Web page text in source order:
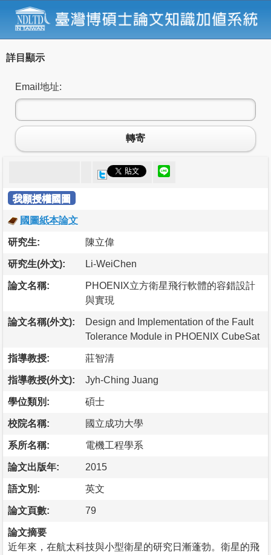
詳目顯示
Email地址:
轉寄
我願授權國圖
國圖紙本論文
研究生: 陳立偉
研究生(外文): Li-WeiChen
論文名稱:
PHOENIX立方衛星飛行軟體的容錯設計
與實現
論文名稱(外文):
Design and Implementation of the Fault
Tolerance Module in PHOENIX CubeSat
指導教授: 莊智清
指導教授(外文): Jyh-Ching Juang
學位類別: 碩士
校院名稱: 國立成功大學
系所名稱: 電機工程學系
論文出版年: 2015
語文別: 英文
論文頁數: 79
論文摘要
近年來，在航太科技與小型衛星的研究日漸蓬勃。衛星的飛